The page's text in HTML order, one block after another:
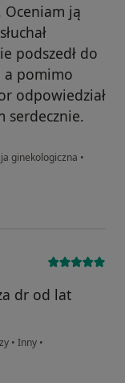
Oceniam ją
podszedł do
a pomimo
odpowiedział
serdecznie.
ginekologiczna •
dr od lat
• Inny •